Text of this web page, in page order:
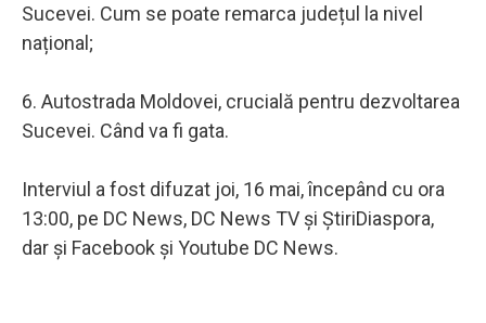
Sucevei. Cum se poate remarca județul la nivel
național;
6. Autostrada Moldovei, crucială pentru dezvoltarea
Sucevei. Când va fi gata.
Interviul a fost difuzat joi, 16 mai, începând cu ora
13:00, pe DC News, DC News TV și ȘtiriDiaspora,
dar și Facebook și Youtube DC News.